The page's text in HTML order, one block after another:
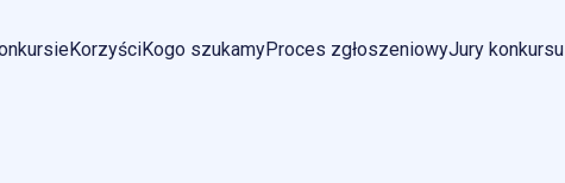
KorzyściKogo szukamyProces zgłoszeniowyJury konkursu